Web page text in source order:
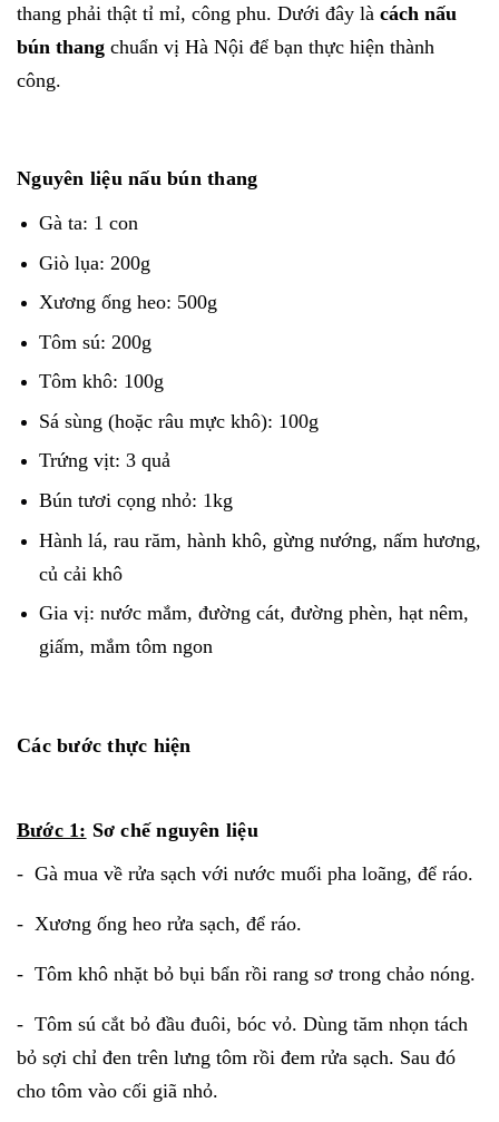
thang phải thật tỉ mỉ, công phu. Dưới đây là cách nấu
bún thang chuẩn vị Hà Nội để bạn thực hiện thành
công.
Nguyên liệu nấu bún thang
Gà ta: 1 con
Giò lụa: 200g
Xương ống heo: 500g
Tôm sú: 200g
Tôm khô: 100g
Sá sùng (hoặc râu mực khô): 100g
Trứng vịt: 3 quả
Bún tươi cọng nhỏ: 1kg
Hành lá, rau răm, hành khô, gừng nướng, nấm hương,
củ cải khô
Gia vị: nước mắm, đường cát, đường phèn, hạt nêm,
giấm, mắm tôm ngon
Các bước thực hiện
Bước 1: Sơ chế nguyên liệu
- Gà mua về rửa sạch với nước muối pha loãng, để ráo.
- Xương ống heo rửa sạch, để ráo.
- Tôm khô nhặt bỏ bụi bẩn rồi rang sơ trong chảo nóng.
- Tôm sú cắt bỏ đầu đuôi, bóc vỏ. Dùng tăm nhọn tách
bỏ sợi chỉ đen trên lưng tôm rồi đem rửa sạch. Sau đó
cho tôm vào cối giã nhỏ.